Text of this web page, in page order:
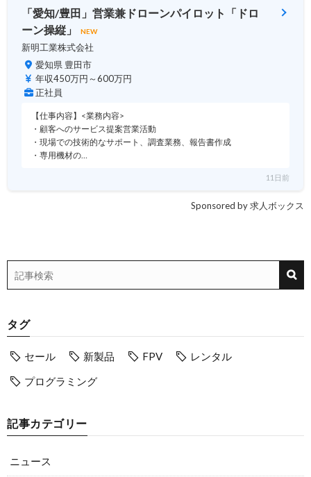
「愛知/豊田」営業兼ドローンパイロット「ドロ
ーン操縦」
NEW
新明工業株式会社
愛知県 豊田市
年収450万円～600万円
正社員
【仕事内容】<業務内容>
・顧客へのサービス提案営業活動
・現場での技術的なサポート、調査業務、報告書作成
・専用機材の…
11日前
Sponsored by 求人ボックス
タグ
セール 新製品 FPV
レンタル
プログラミング
記事カテゴリー
ニュース